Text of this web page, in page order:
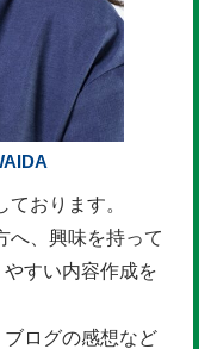
おります。
へ、興味を持って
すい内容作成を
ログの感想など